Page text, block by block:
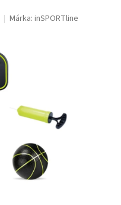
Márka: inSPORTline